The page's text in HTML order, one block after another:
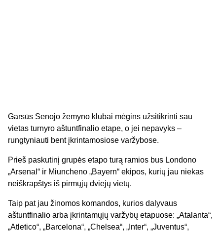
Garsūs Senojo žemyno klubai mėgins užsitikrinti sau
vietas turnyro aštuntfinalio etape, o jei nepavyks –
rungtyniauti bent įkrintamosiose varžybose.
Prieš paskutinį grupės etapo turą ramios bus Londono
„Arsenal“ ir Miuncheno „Bayern“ ekipos, kurių jau niekas
neiškrapštys iš pirmųjų dviejų vietų.
Taip pat jau žinomos komandos, kurios dalyvaus
aštuntfinalio arba įkrintamųjų varžybų etapuose: „Atalanta“,
„Atletico“, „Barcelona“, „Chelsea“, „Inter“, „Juventus“,